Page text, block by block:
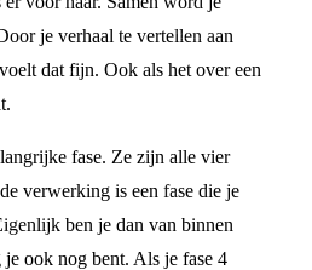
je verhaal te vertellen aan
dat fijn. Ook als het over een
fase. Ze zijn alle vier
verwerking is een fase die je
ben je dan van binnen
ook nog bent. Als je fase 4